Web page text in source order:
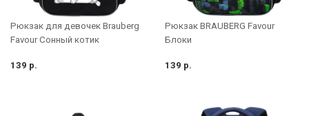
Рюкзак для девочек Brauberg
Favour Сонный котик
139 р.
Рюкзак BRAUBERG Favour
Блоки
139 р.